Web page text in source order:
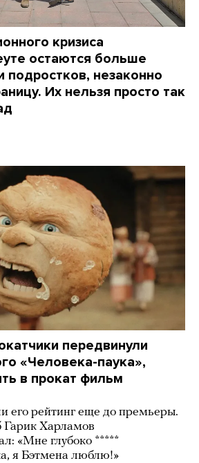
кризиса
остаются больше
подростков, незаконно
Их нельзя просто так
передвинули
«Человека-паука»,
в прокат фильм
его рейтинг еще до премьеры.
Харламов
«Мне глубоко *****
я Бэтмена люблю!»